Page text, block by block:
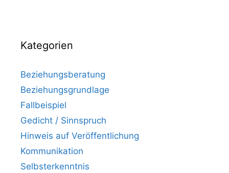
Kategorien
Beziehungsberatung
Beziehungsgrundlage
Fallbeispiel
Gedicht / Sinnspruch
Hinweis auf Veröffentlichung
Kommunikation
Selbsterkenntnis